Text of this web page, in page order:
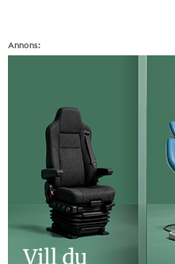
Annons: